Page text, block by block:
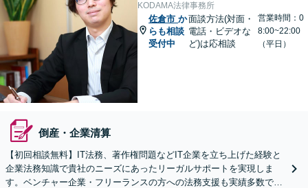
KODAMA法律事務所
佐倉市 か
らも相談
受付中
面談方法(対面・
電話・ビデオな
ど)は応相談
営業時間：0
8:00~22:00
（平日）
倒産・企業清算
【初回相談無料】IT法務、著作権問題などIT企業を立ち上げた経験と
企業法務知識で貴社のニーズにあったリーガルサポートを実現しま
す。ベンチャー企業・フリーランスの方への法務支援も実績多数で